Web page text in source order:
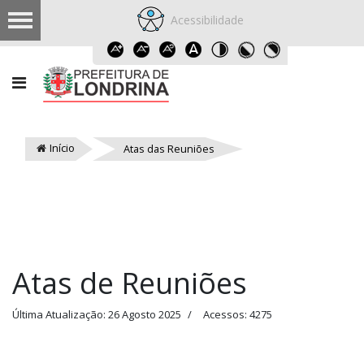
Acessibilidade
Início Atas das Reuniões
Atas de Reuniões
Última Atualização: 26 Agosto 2025 Acessos: 4275